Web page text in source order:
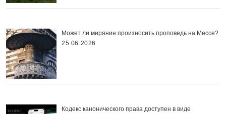
Может ли мирянин произносить проповедь на Мессе?
25.06.2026
Кодекс канонического права доступен в виде